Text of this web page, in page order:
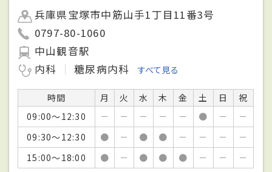
兵庫県宝塚市中筋山手1丁目11番3号
0797-80-1060
中山観音駅
内科
糖尿病内科 すべて見る
時間 月 火 水 木 金 土 日
祝
09:00～12:30
－ － － － － ● －
－
09:30～12:30
● － ● ● － － －
－
15:00～18:00
● － ● ● ● － －
－